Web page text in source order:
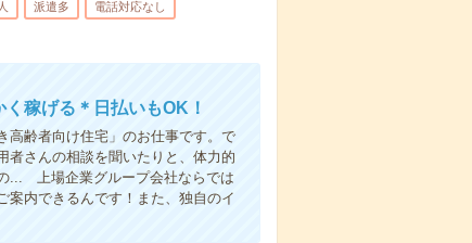
派遣多 電話対応なし
稼げる＊日払いもOK！
齢者向け住宅」のお仕事です。で
者さんの相談を聞いたりと、体力的
... 上場企業グループ会社ならでは
案内できるんです！また、独自のイ